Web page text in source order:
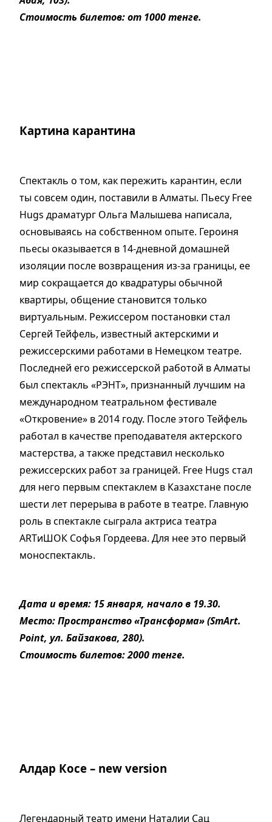
Стоимость билетов: от 1000 тенге.
Картина карантина
Спектакль о том, как пережить карантин, если
ты совсем один, поставили в Алматы. Пьесу Free
Hugs драматург Ольга Малышева написала,
основываясь на собственном опыте. Героиня
пьесы оказывается в 14-дневной домашней
изоляции после возвращения из-за границы, ее
мир сокращается до квадратуры обычной
квартиры, общение становится только
виртуальным. Режиссером постановки стал
Сергей Тейфель, известный актерскими и
режиссерскими работами в Немецком театре.
Последней его режиссерской работой в Алматы
был спектакль «РЭНТ», признанный лучшим на
международном театральном фестивале
«Откровение» в 2014 году. После этого Тейфель
работал в качестве преподавателя актерского
мастерства, а также представил несколько
режиссерских работ за границей. Free Hugs стал
для него первым спектаклем в Казахстане после
шести лет перерыва в работе в театре. Главную
роль в спектакле сыграла актриса театра
ARTиШОК Софья Гордеева. Для нее это первый
моноспектакль.
Дата и время: 15 января, начало в 19.30.
Место: Пространство «Трансформа» (SmArt.
Point, ул. Байзакова, 280).
Стоимость билетов: 2000 тенге.
Алдар Косе – new version
Легендарный театр имени Наталии Сац